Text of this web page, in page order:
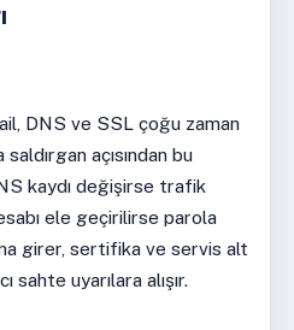
DNS ve SSL çoğu zaman
saldırgan açısından bu
kaydı değişirse trafik
ele geçirilirse parola
girer, sertifika ve servis alt
sahte uyarılara alışır.